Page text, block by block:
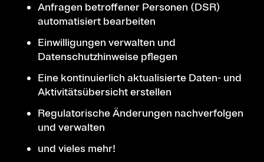
Anfragen betroffener Personen (DSR)
automatisiert bearbeiten
Einwilligungen verwalten und
Datenschutzhinweise pflegen
Eine kontinuierlich aktualisierte Daten- und
Aktivitätsübersicht erstellen
Regulatorische Änderungen nachverfolgen
und verwalten
und vieles mehr!